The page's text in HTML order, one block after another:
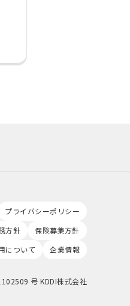
プライバシーポリシー
方針
保険募集方針
について 企業情報
号 KDDI株式会社